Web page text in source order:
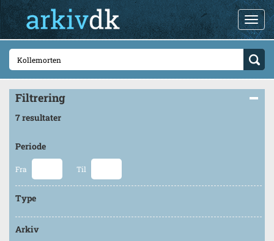
Filtrering
7 resultater
Periode
Fra Til
Type
Arkiv